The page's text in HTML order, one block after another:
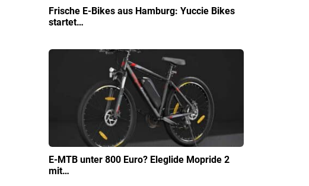
Frische E-Bikes aus Hamburg: Yuccie Bikes
startet…
E-MTB unter 800 Euro? Eleglide Mopride 2
mit…